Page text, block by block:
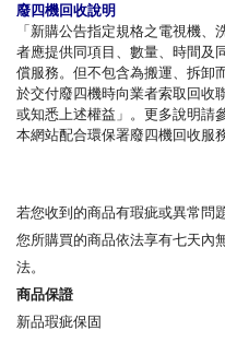
廢四機回收說明
「新購公告指定規格之電視機
者應提供同項目、數量、時間及
償服務。但不包含為搬運、拆卸
於交付廢四機時向業者索取回收
或知悉上述權益」。更多說明請
本網站配合環保署廢四機回收服
若您收到的商品有瑕疵或異常問
您所購買的商品依法享有七天內
法。
商品保證
新品瑕疵保固